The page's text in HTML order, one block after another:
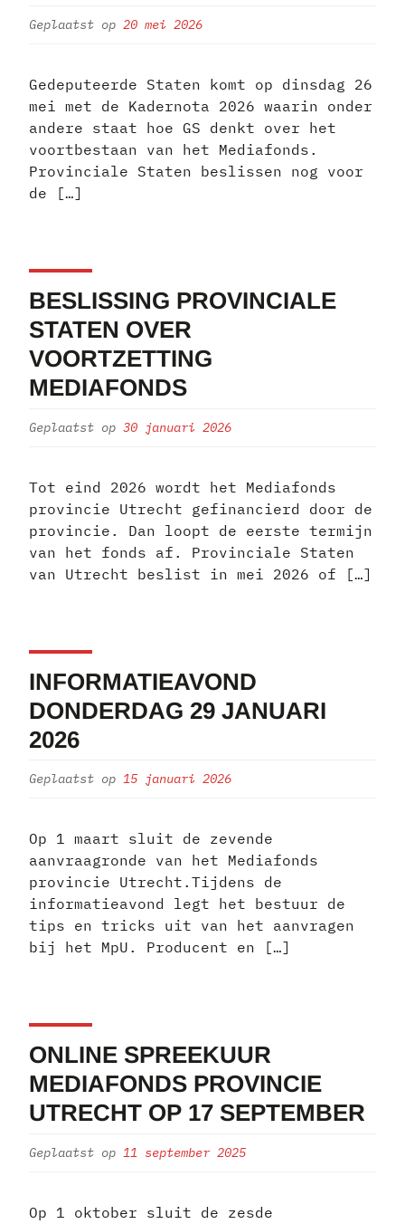
Geplaatst op 20 mei 2026
Gedeputeerde Staten komt op dinsdag 26
mei met de Kadernota 2026 waarin onder
andere staat hoe GS denkt over het
voortbestaan van het Mediafonds.
Provinciale Staten beslissen nog voor
de […]
BESLISSING PROVINCIALE
STATEN OVER
VOORTZETTING
MEDIAFONDS
Geplaatst op 30 januari 2026
Tot eind 2026 wordt het Mediafonds
provincie Utrecht gefinancierd door de
provincie. Dan loopt de eerste termijn
van het fonds af. Provinciale Staten
van Utrecht beslist in mei 2026 of […]
INFORMATIEAVOND
DONDERDAG 29 JANUARI
2026
Geplaatst op 15 januari 2026
Op 1 maart sluit de zevende
aanvraagronde van het Mediafonds
provincie Utrecht.Tijdens de
informatieavond legt het bestuur de
tips en tricks uit van het aanvragen
bij het MpU. Producent en […]
ONLINE SPREEKUUR
MEDIAFONDS PROVINCIE
UTRECHT OP 17 SEPTEMBER
Geplaatst op 11 september 2025
Op 1 oktober sluit de zesde